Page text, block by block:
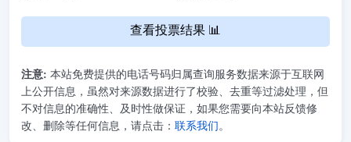
查看投票结果 📊
注意: 本站免费提供的电话号码归属查询服务数据来源于互联网
上公开信息，虽然对来源数据进行了校验、去重等过滤处理，但
不对信息的准确性、及时性做保证，如果您需要向本站反馈修
改、删除等任何信息，请点击： 联系我们 。